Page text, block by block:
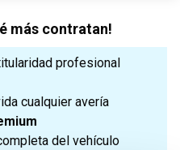
más contratan!
profesional
cualquier avería
del vehículo